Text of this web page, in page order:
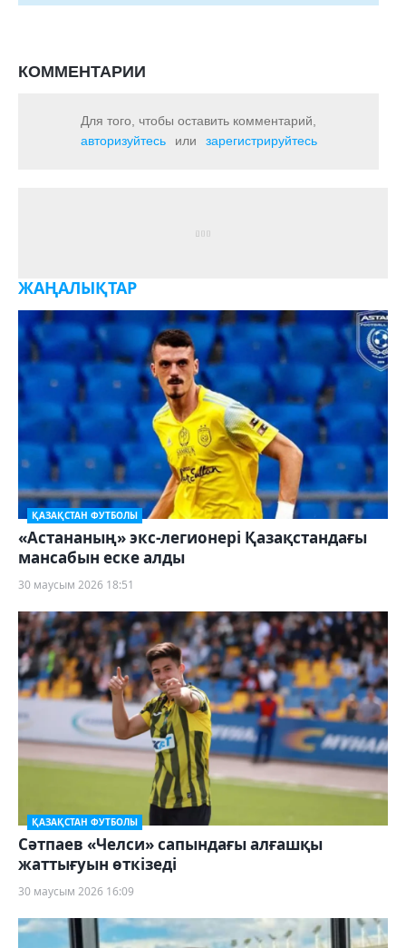
КОММЕНТАРИИ
Для того, чтобы оставить комментарий,
авторизуйтесь
или зарегистрируйтесь
ЖАҢАЛЫҚТАР
ҚАЗАҚСТАН ФУТБОЛЫ
«Астананың» экс-легионері Қазақстандағы
мансабын еске алды
30 маусым 2026 18:51
ҚАЗАҚСТАН ФУТБОЛЫ
Сәтпаев «Челси» сапындағы алғашқы
жаттығуын өткізеді
30 маусым 2026 16:09